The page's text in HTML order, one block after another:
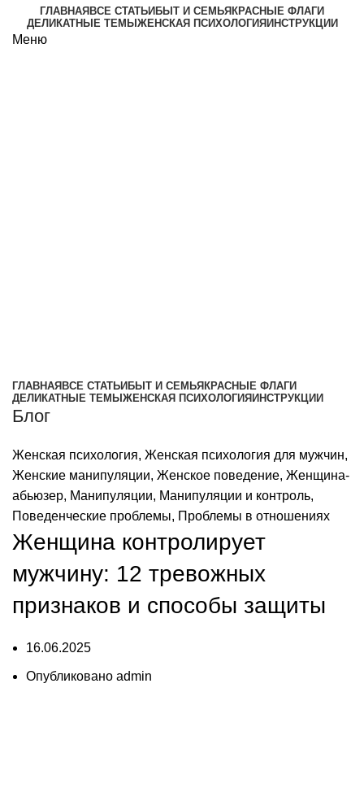
ГЛАВНАЯ ВСЕ СТАТЬИ БЫТ И СЕМЬЯ КРАСНЫЕ ФЛАГИ
ДЕЛИКАТНЫЕ ТЕМЫ ЖЕНСКАЯ ПСИХОЛОГИЯ ИНСТРУКЦИИ
Меню
ГЛАВНАЯ ВСЕ СТАТЬИ БЫТ И СЕМЬЯ КРАСНЫЕ ФЛАГИ
ДЕЛИКАТНЫЕ ТЕМЫ ЖЕНСКАЯ ПСИХОЛОГИЯ ИНСТРУКЦИИ
Блог
Женская психология, Женская психология для мужчин,
Женские манипуляции, Женское поведение, Женщина-
абьюзер, Манипуляции, Манипуляции и контроль,
Поведенческие проблемы, Проблемы в отношениях
Женщина контролирует
мужчину: 12 тревожных
признаков и способы защиты
16.06.2025
Опубликовано admin